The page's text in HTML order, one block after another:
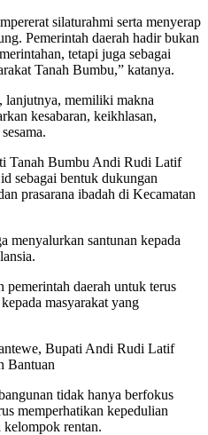
silaturahmi serta menyerap
Pemerintah daerah hadir bukan
tetapi juga sebagai
Tanah Bumbu,” katanya.
lanjutnya, memiliki makna
kesabaran, keikhlasan,
Tanah Bumbu Andi Rudi Latif
sebagai bentuk dukungan
prasarana ibadah di Kecamatan
menyalurkan santunan kepada
daerah untuk terus
masyarakat yang
tidak hanya berfokus
memperhatikan kepedulian
kelompok rentan.